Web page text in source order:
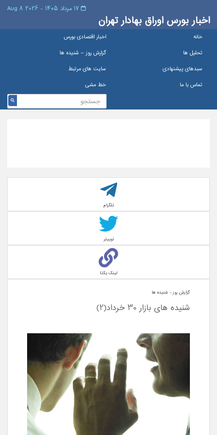
اخبار بورس اوراق بهادار تهران
خانه
اخبار اقتصادی بورس
تحلیل ها
گزارش روز – شنيده ها
سبدهای پیشنهادی
سایت های مرتبط
تماس با ما
خط مشی
تلگرام
توییتر
لینک یکتا
گزارش روز - شنيده ها
شنیده های بازار 30 خرداد(2)